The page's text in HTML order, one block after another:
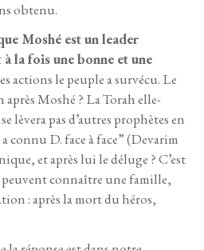
obtenu.
Moshé est un leader
la fois une bonne et une
actions le peuple a survécu. Le
après Moshé ? La Torah elle-
lèvera pas d’autres prophètes en
connu D. face à face” (Devarim
et après lui le déluge ? C’est
peuvent connaître une famille,
: après la mort du héros,